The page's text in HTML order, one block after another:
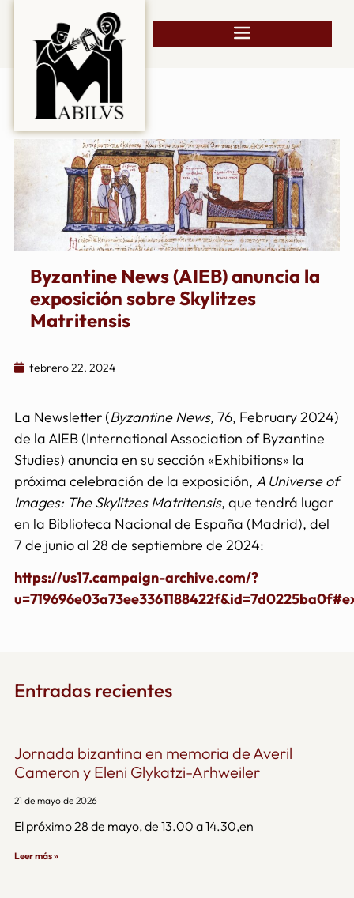
Byzantine News (AIEB) anuncia la
exposición sobre Skylitzes
Matritensis
febrero 22, 2024
La Newsletter (Byzantine News, 76, February 2024)
de la AIEB (International Association of Byzantine
Studies) anuncia en su sección «Exhibitions» la
próxima celebración de la exposición, A Universe of
Images: The Skylitzes Matritensis, que tendrá lugar
en la Biblioteca Nacional de España (Madrid), del
7 de junio al 28 de septiembre de 2024:
https://us17.campaign-archive.com/?
Entradas recientes
Jornada bizantina en memoria de Averil
Cameron y Eleni Glykatzi-Arhweiler
21 de mayo de 2026
El próximo 28 de mayo, de 13.00 a 14.30,en
Leer más »